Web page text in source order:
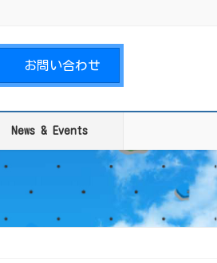
お問い合わせ
News & Events